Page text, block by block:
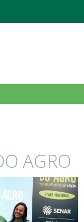
AGRO